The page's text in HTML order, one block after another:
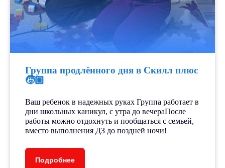
Группа продлённого дня в Скилл плюс
🧒🏼
Ваш ребенок в надежных руках Группа работает в
дни школьных каникул, с утра до вечераПосле
работы можно отдохнуть и пообщаться с семьей,
вместо выполнения ДЗ до поздней ночи!
Подробнее